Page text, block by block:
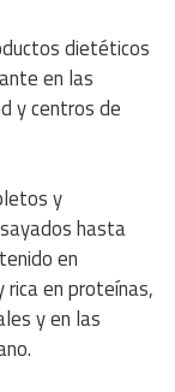
dietéticos
en las
y centros de
y
hasta
en
rica en proteínas,
y en las